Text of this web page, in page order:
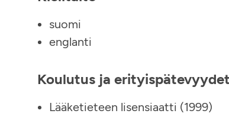
suomi
englanti
Koulutus ja erityispätevyydet
Lääketieteen lisensiaatti (1999)